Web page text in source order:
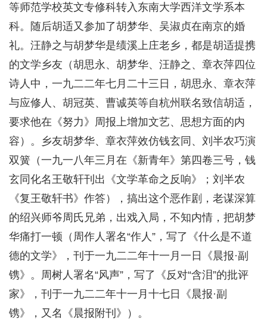
等师范学校英文专修科转入东南大学西洋文学系本
科。随后胡适又参加了胡梦华、吴淑贞在南京的婚
礼。汪静之与胡梦华是绩溪上庄老乡，都是胡适提携
的文学乡友（胡思永、胡梦华、汪静之、章衣萍四位
诗人中，一九二二年七月二十三日，胡思永、章衣萍
与应修人、胡冠英、曹诚英等自杭州联名致信胡适，
要求他在《努力》周报上增加文艺、思想方面的内
容）。乡友胡梦华、章衣萍效仿钱玄同、刘半农巧演
双簧（一九一八年三月在《新青年》第四卷三号，钱
玄同化名王敬轩刊出《文学革命之反响》；刘半农
《复王敬轩书》作答），搞出这个恶作剧，老谋深算
的绍兴师爷周氏兄弟，出戏入局，不知内情，把胡梦
华痛打一顿（周作人署名“作人”，写了《什么是不道
德的文学》，刊于一九二二年十一月一日《晨报·副
镌》。周树人署名“风声”，写了《反对“含泪”的批评
家》，刊于一九二二年十一月十七日《晨报·副
镌》，又名《晨报附刊》）。